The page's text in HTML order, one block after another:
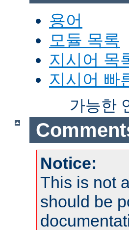
용어
모듈 목록
지시어 목
지시어 빠
가능한
Notice:
This is not
should be